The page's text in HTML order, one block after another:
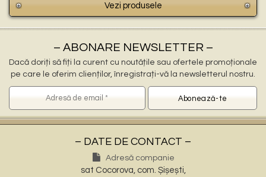
Vezi produsele
– ABONARE NEWSLETTER –
Dacă doriți să fiți la curent cu noutățile sau ofertele promoționale
pe care le oferim clienților, înregistrați-vă la newsletterul nostru.
– DATE DE CONTACT –
Adresă companie
sat Cocorova, com. Șișești,